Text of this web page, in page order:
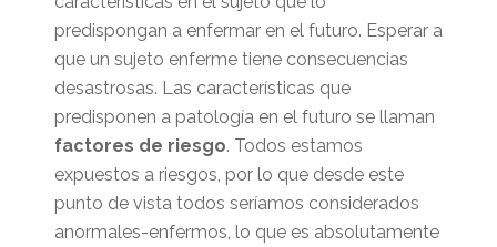
predispongan a enfermar en el futuro. Esperar a
que un sujeto enferme tiene consecuencias
desastrosas. Las características que
predisponen a patología en el futuro se llaman
factores de riesgo. Todos estamos
expuestos a riesgos, por lo que desde este
punto de vista todos seríamos considerados
anormales-enfermos, lo que es absolutamente